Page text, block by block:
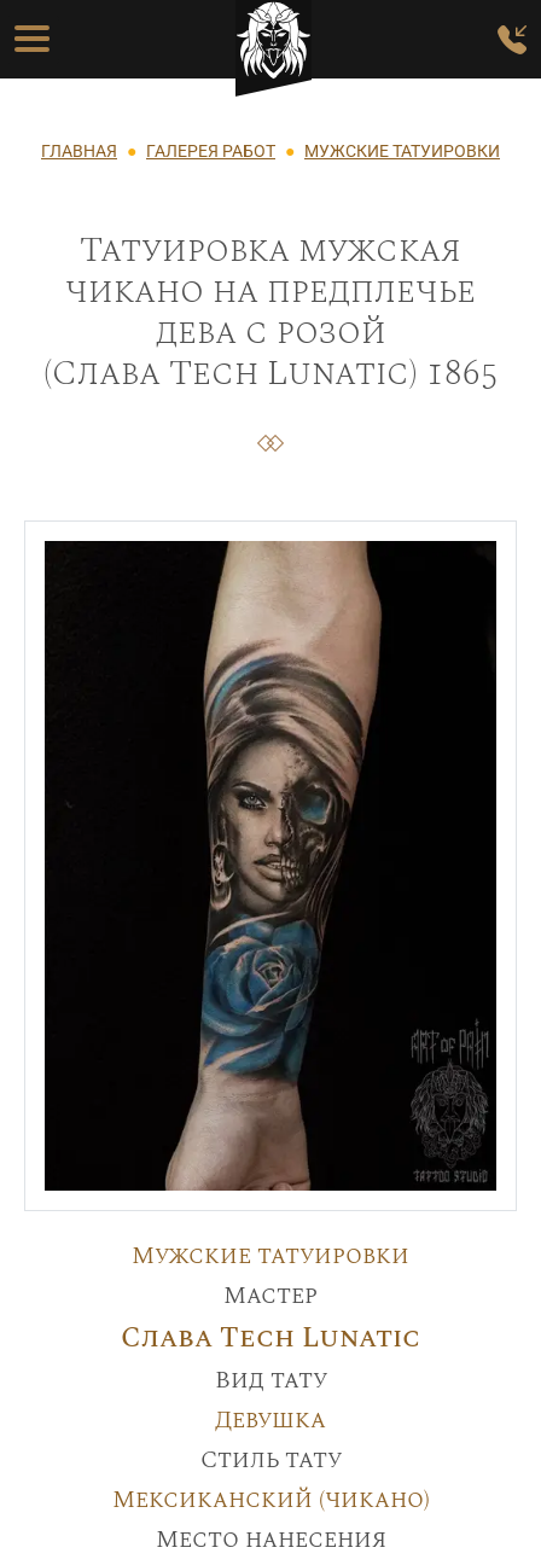
Перейти к основному содержанию
Основная навигация
Строка навигации
ГЛАВНАЯ ГАЛЕРЕЯ РАБОТ МУЖСКИЕ ТАТУИРОВКИ
Татуировка мужская
чикано на предплечье
дева с розой
(Слава Tech Lunatic) 1865
Мужские татуировки
Мастер
Слава Tech Lunatic
Вид тату
Девушка
Стиль тату
Мексиканский (чикано)
Место нанесения